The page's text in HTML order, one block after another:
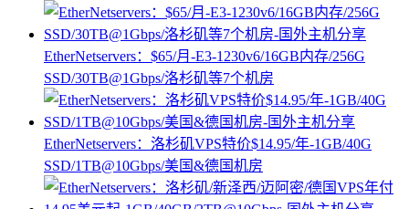
EtherNetservers：$65/月-E3-1230v6/16GB内存/256G
SSD/30TB@1Gbps/洛杉矶等7个机房
EtherNetservers：洛杉矶VPS特价$14.95/年-1GB/40G
SSD/1TB@10Gbps/美国&德国机房